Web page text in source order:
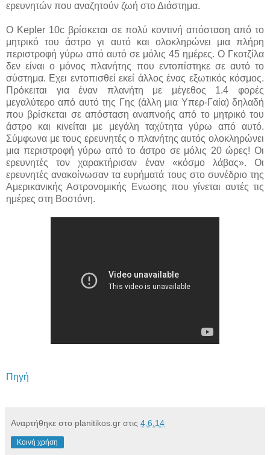
ερευνητών που αναζητούν ζωή στο Διάστημα.
Ο Kepler 10c βρίσκεται σε πολύ κοντινή απόσταση από το
μητρικό του άστρο γι αυτό και ολοκληρώνει μια πλήρη
περιστροφή γύρω από αυτό σε μόλις 45 ημέρες. Ο Γκοτζίλα
δεν είναι ο μόνος πλανήτης που εντοπίστηκε σε αυτό το
σύστημα. Εχει εντοπισθεί εκεί άλλος ένας εξωτικός κόσμος.
Πρόκειται για έναν πλανήτη με μέγεθος 1.4 φορές
μεγαλύτερο από αυτό της Γης (άλλη μια Υπερ-Γαία) δηλαδή
που βρίσκεται σε απόσταση αναπνοής από το μητρικό του
άστρο και κινείται με μεγάλη ταχύτητα γύρω από αυτό.
Σύμφωνα με τους ερευνητές ο πλανήτης αυτός ολοκληρώνει
μια περιστροφή γύρω από το άστρο σε μόλις 20 ώρες! Οι
ερευνητές τον χαρακτήρισαν έναν «κόσμο λάβας». Οι
ερευνητές ανακοίνωσαν τα ευρήματά τους στο συνέδριο της
Αμερικανικής Αστρονομικής Ενωσης που γίνεται αυτές τις
ημέρες στη Βοστόνη.
Πηγή
Αναρτήθηκε στο planitikos.gr στις 4.6.14
Κοινή χρήση